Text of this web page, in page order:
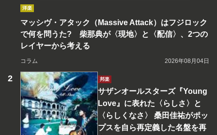
洋楽
マッシヴ・アタック（Massive Attack）はフジロック
で何を問うた? 柴那典が〈現地〉と〈配信〉、2つの
レイヤーから考える
コラム 2026年08月04日
邦楽
サザンオールスターズ『Young
Love』に表れた〈らしさ〉と
〈らしくなさ〉 桑田佳祐がポッ
プスを自ら再定義した名盤を再